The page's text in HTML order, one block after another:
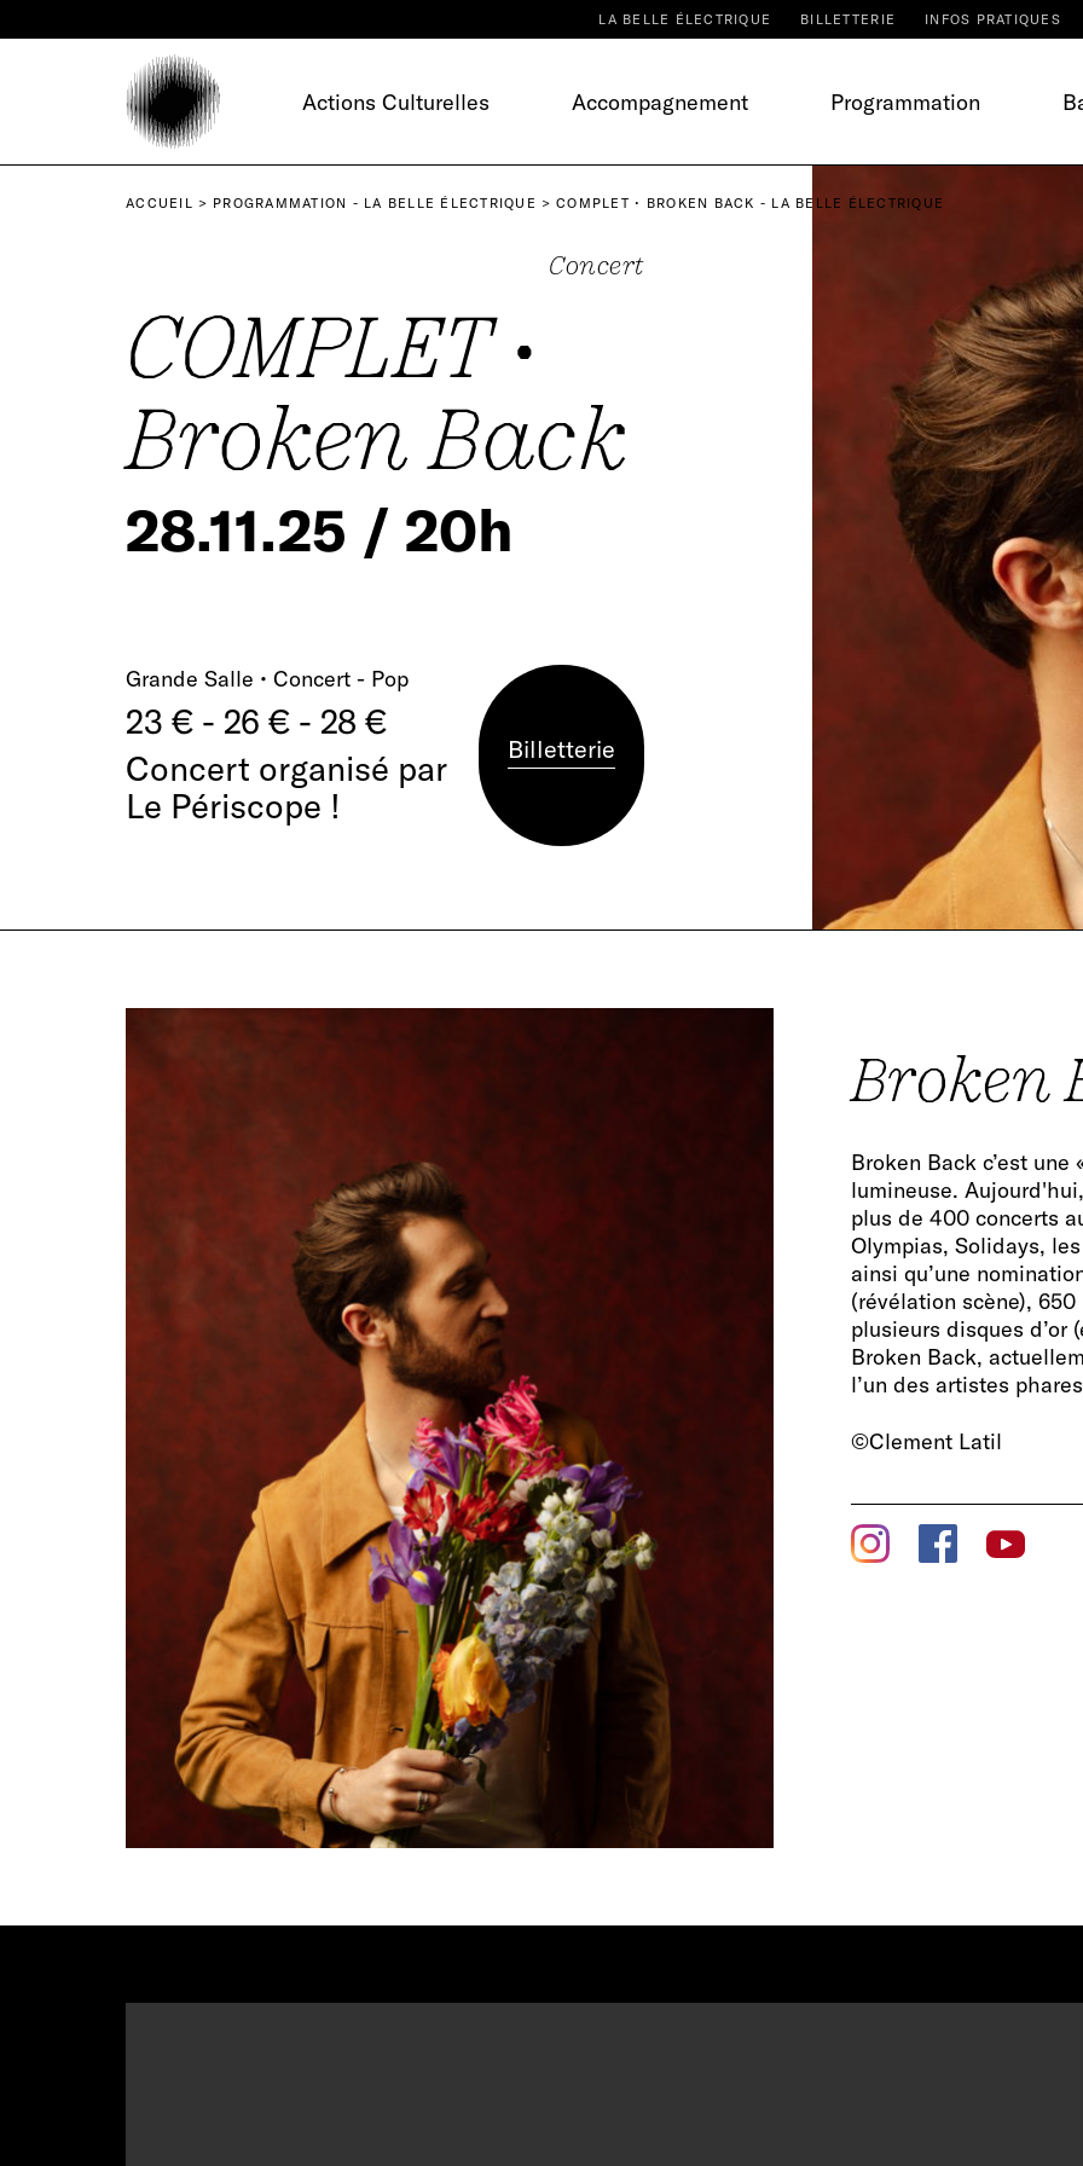
LA BELLE ÉLECTRIQUE BILLETTERIE INFOS PRATIQUES
Actions Culturelles Accompagnement Programmation
ACCUEIL PROGRAMMATION - LA BELLE ÉLECTRIQUE COMPLET • BROKEN BACK - LA BELLE ÉLECTRIQUE
Concert
COMPLET •
Broken Back
28.11.25 / 20h
Grande Salle • Concert - Pop
23 € - 26 € - 28 €
Concert organisé par
Le Périscope !
Billetterie
Broken
Broken Back c’est
lumineuse.
plus de 400 concerts
Olympias, Solidays,
ainsi qu’une
(révélation scène),
plusieurs disques d’or
Broken Back,
l’un des artistes
©Clement Latil